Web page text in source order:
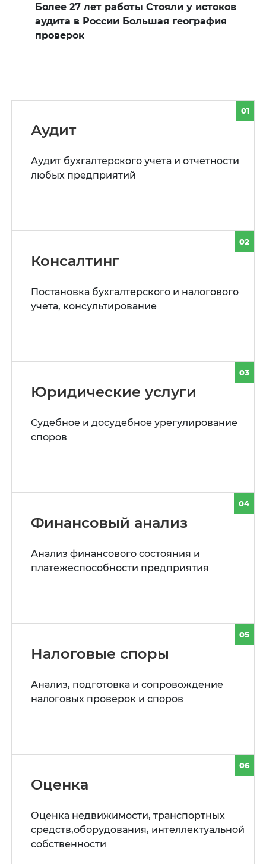
Более 27 лет работы Стояли у истоков
аудита в России Большая география
проверок
01
Аудит
Аудит бухгалтерского учета и отчетности
любых предприятий
02
Консалтинг
Постановка бухгалтерского и налогового
учета, консультирование
03
Юридические услуги
Судебное и досудебное урегулирование
споров
04
Финансовый анализ
Анализ финансового состояния и
платежеспособности предприятия
05
Налоговые споры
Анализ, подготовка и сопровождение
налоговых проверок и споров
06
Оценка
Оценка недвижимости, транспортных
средств,оборудования, интеллектуальной
собственности